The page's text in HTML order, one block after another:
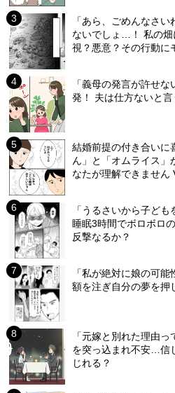
「あら、ごめんなさ
ないでしょ…！ 私の
視？悪意？その行動に
「義母の発言が許せ
発！ 夫は仕方ないと
結婚前提の付き合い
ん」と「オムライス」
なたが理解できません
「うるさいから子ど
睡眠3時間でボロボロ
反撃なるか？
「私が絶対に娘の可
額を注ぎ自分の夢を押
「元嫁と別れた理由
を突っ込まれ不安…信
じれる？